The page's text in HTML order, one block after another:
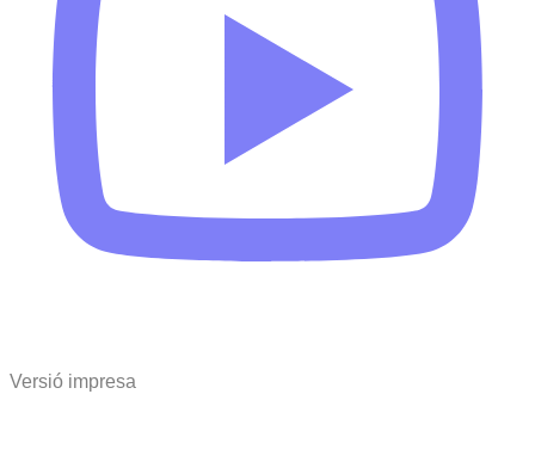
Versió impresa